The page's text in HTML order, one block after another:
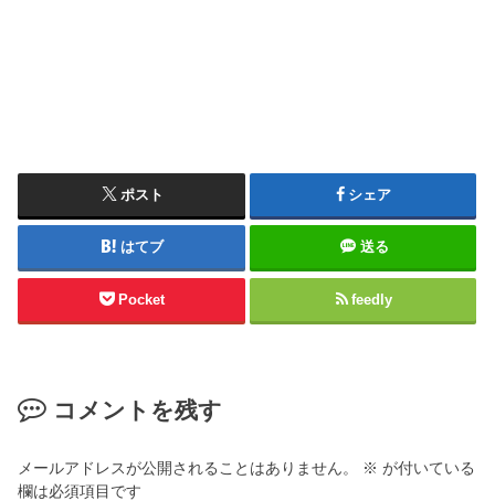
ポスト シェア
はてブ 送る
Pocket feedly
コメントを残す
メールアドレスが公開されることはありません。 ※ が付いている
欄は必須項目です